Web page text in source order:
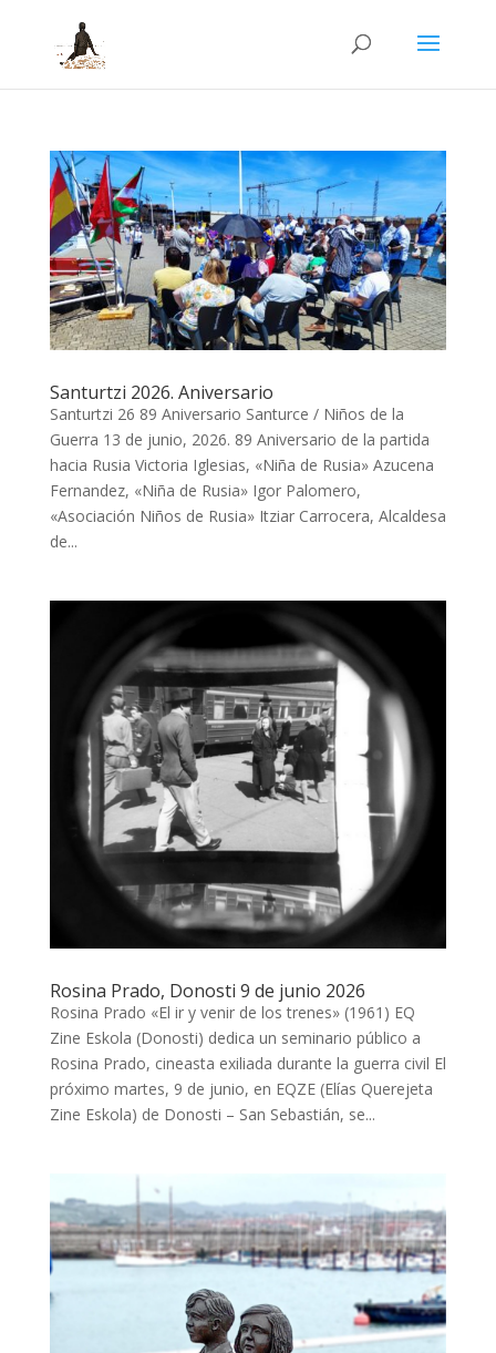
Santurtzi 2026. Aniversario
Santurtzi 26 89 Aniversario Santurce / Niños de la
Guerra 13 de junio, 2026. 89 Aniversario de la partida
hacia Rusia Victoria Iglesias, «Niña de Rusia» Azucena
Fernandez, «Niña de Rusia» Igor Palomero,
«Asociación Niños de Rusia» Itziar Carrocera, Alcaldesa
de...
Rosina Prado, Donosti 9 de junio 2026
Rosina Prado «El ir y venir de los trenes» (1961) EQ
Zine Eskola (Donosti) dedica un seminario público a
Rosina Prado, cineasta exiliada durante la guerra civil El
próximo martes, 9 de junio, en EQZE (Elías Querejeta
Zine Eskola) de Donosti – San Sebastián, se...